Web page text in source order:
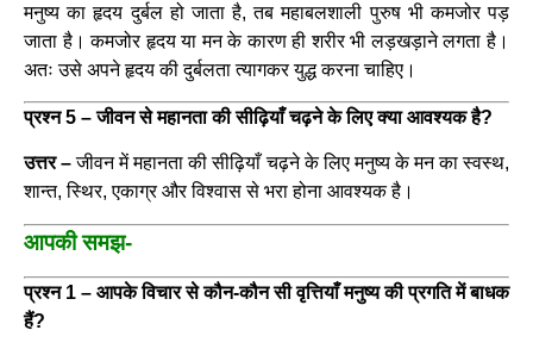
मनुष्य का हृदय दुर्बल हो जाता है, तब महाबलशाली पुरुष भी कमजोर पड़
जाता है। कमजोर हृदय या मन के कारण ही शरीर भी लड़खड़ाने लगता है।
अतः उसे अपने हृदय की दुर्बलता त्यागकर युद्ध करना चाहिए।
प्रश्न 5 – जीवन से महानता की सीढ़ियाँ चढ़ने के लिए क्या आवश्यक है?
उत्तर –जीवन में महानता की सीढ़ियाँ चढ़ने के लिए मनुष्य के मन का स्वस्थ,
शान्त, स्थिर, एकाग्र और विश्वास से भरा होना आवश्यक है।
आपकी समझ-
प्रश्न 1 – आपके विचार से कौन-कौन सी वृत्तियाँ मनुष्य की प्रगति में बाधक
हैं?